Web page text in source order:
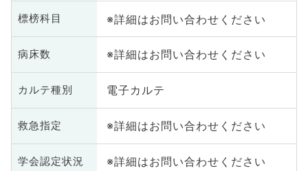
標榜科目 ※詳細はお問い合わせください
病床数 ※詳細はお問い合わせください
カルテ種別 電子カルテ
救急指定 ※詳細はお問い合わせください
学会認定状況 ※詳細はお問い合わせください